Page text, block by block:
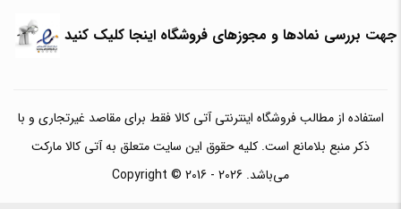
جهت بررسی نمادها و مجوزهای فروشگاه اینجا کلیک کنید
استفاده از مطالب فروشگاه اینترنتی آتی کالا فقط برای مقاصد غیرتجاری و با
ذکر منبع بلامانع است. کلیه حقوق این سایت متعلق به آتی کالا مارکت
می‌باشد. Copyright © 2016 - 2026